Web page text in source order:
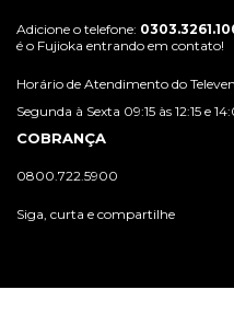
Adicione o telefone:
é o Fujioka entrando em contato!
Horário de Atendimento do
Segunda à Sexta 09:15 às 12:15 e
COBRANÇA
0800.722.5900
Siga, curta e compartilhe